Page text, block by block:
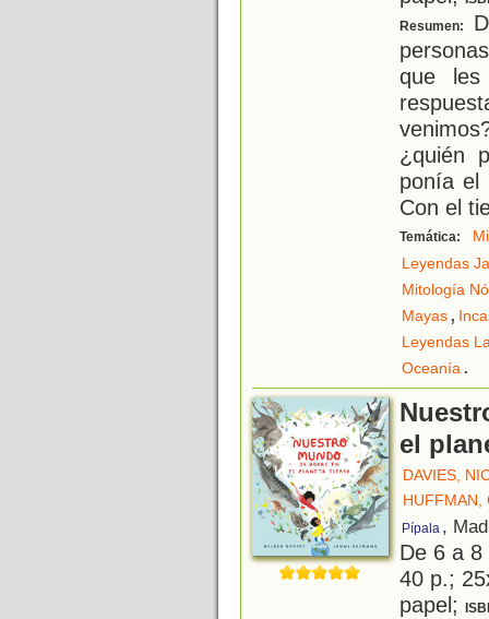
Resumen:
que les
¿quién
ponía el
Con el
Temática:
Leyendas
Mitología
Mayas,
Leyendas
Oceanía.
el
DAVIES,
HUFFMAN,
Pípala ,
De 6 a
40 p.;
papel;